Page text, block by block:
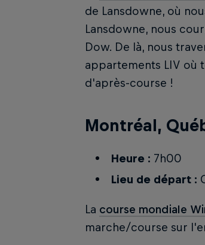
de Lansdowne, où
Lansdowne, nous
Dow. De là, nous
appartements LIV où
d'après-course !
Montréal,
Heure : 7h00
Lieu de départ :
La course mondiale
marche/course sur